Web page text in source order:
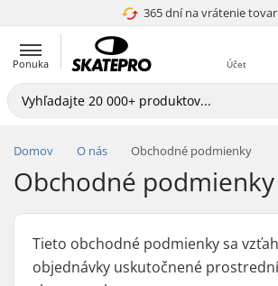
365 dní na vrátenie
4.8 z 5
Ponuka Účet
Domov O nás Obchodné podmienky
Obchodné podmienky
Tieto obchodné podmienky sa
objednávky uskutočnené